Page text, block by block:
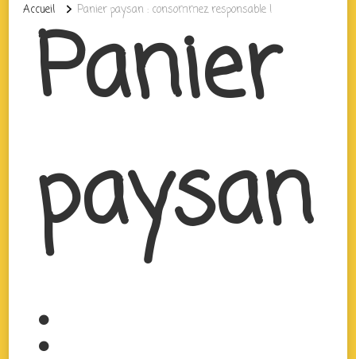
Accueil Panier paysan : consommez responsable !
Panier
paysan
: